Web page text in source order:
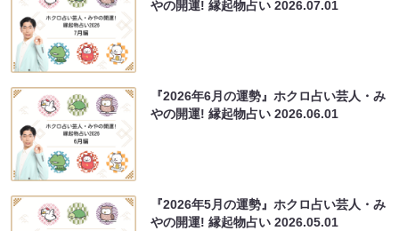
やの開運! 縁起物占い2026.07.01
『2026年6月の運勢』ホクロ占い芸人・み
やの開運! 縁起物占い2026.06.01
『2026年5月の運勢』ホクロ占い芸人・み
やの開運! 縁起物占い2026.05.01